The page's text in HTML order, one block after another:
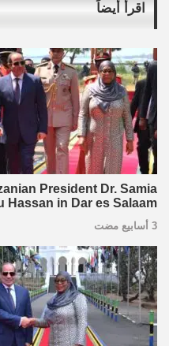
اقرأ أيضاً
President Dr. Samia
Hassan in Dar es Salaam
3 أسابيع مضت